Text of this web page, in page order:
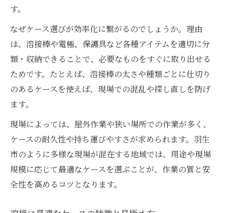
現場スタッフが実践する溶接ケースの選択
眼
地域特性を踏まえた溶接ケースの有効活用
法
仕切り構造が便利な革製ケースの実力とは
仕切り構造付き革製溶接ケースの利便性
現場で人気の革製溶接ケース活用ポイント
溶接作業に最適な革製ケースの選び方
仕切り付き革ケースで溶接棒を効率収納
す。
なぜケース選びが効率化に繋がるのでしょうか。理由
は、溶接棒や電極、保護具など各種アイテムを適切に分
類・収納できることで、必要なものをすぐに取り出せる
ためです。たとえば、溶接棒の太さや種類ごとに仕切り
のあるケースを使えば、現場での混乱や探し直しを防げ
ます。
現場によっては、屋外作業や狭い場所での作業が多く、
ケースの耐久性や持ち運びやすさが求められます。羽生
市のように多様な現場が混在する地域では、用途や現場
規模に応じて最適なケースを選ぶことが、作業の質と安
全性を高めるコツとなります。